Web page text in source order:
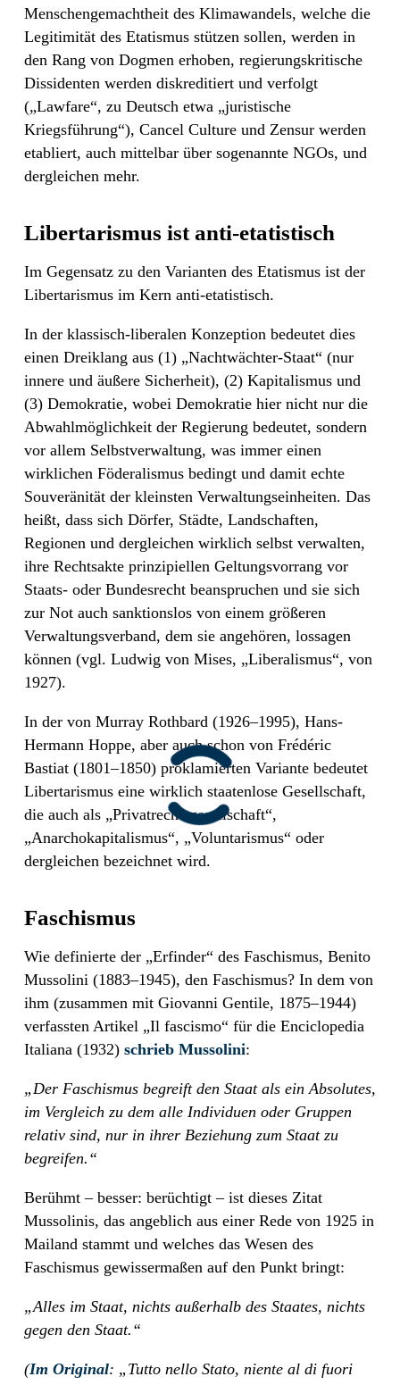
Menschengemachtheit des Klimawandels, welche die
Legitimität des Etatismus stützen sollen, werden in
den Rang von Dogmen erhoben, regierungskritische
Dissidenten werden diskreditiert und verfolgt
(„Lawfare“, zu Deutsch etwa „juristische
Kriegsführung“), Cancel Culture und Zensur werden
etabliert, auch mittelbar über sogenannte NGOs, und
dergleichen mehr.
Libertarismus ist anti-etatistisch
Im Gegensatz zu den Varianten des Etatismus ist der
Libertarismus im Kern anti-etatistisch.
In der klassisch-liberalen Konzeption bedeutet dies
einen Dreiklang aus (1) „Nachtwächter-Staat“ (nur
innere und äußere Sicherheit), (2) Kapitalismus und
(3) Demokratie, wobei Demokratie hier nicht nur die
Abwahlmöglichkeit der Regierung bedeutet, sondern
vor allem Selbstverwaltung, was immer einen
wirklichen Föderalismus bedingt und damit echte
Souveränität der kleinsten Verwaltungseinheiten. Das
heißt, dass sich Dörfer, Städte, Landschaften,
Regionen und dergleichen wirklich selbst verwalten,
ihre Rechtsakte prinzipiellen Geltungsvorrang vor
Staats- oder Bundesrecht beanspruchen und sie sich
zur Not auch sanktionslos von einem größeren
Verwaltungsverband, dem sie angehören, lossagen
können (vgl. Ludwig von Mises, „Liberalismus“, von
1927).
In der von Murray Rothbard (1926–1995), Hans-
Hermann Hoppe, aber auch schon von Frédéric
Bastiat (1801–1850) proklamierten Variante bedeutet
Libertarismus eine wirklich staatenlose Gesellschaft,
die auch als „Privatrechtsgesellschaft“,
„Anarchokapitalismus“, „Voluntarismus“ oder
dergleichen bezeichnet wird.
Faschismus
Wie definierte der „Erfinder“ des Faschismus, Benito
Mussolini (1883–1945), den Faschismus? In dem von
ihm (zusammen mit Giovanni Gentile, 1875–1944)
verfassten Artikel „Il fascismo“ für die Enciclopedia
Italiana (1932) schrieb Mussolini:
„Der Faschismus begreift den Staat als ein Absolutes,
im Vergleich zu dem alle Individuen oder Gruppen
relativ sind, nur in ihrer Beziehung zum Staat zu
begreifen.“
Berühmt – besser: berüchtigt – ist dieses Zitat
Mussolinis, das angeblich aus einer Rede von 1925 in
Mailand stammt und welches das Wesen des
Faschismus gewissermaßen auf den Punkt bringt:
„Alles im Staat, nichts außerhalb des Staates, nichts
gegen den Staat.“
(Im Original: „Tutto nello Stato, niente al di fuori